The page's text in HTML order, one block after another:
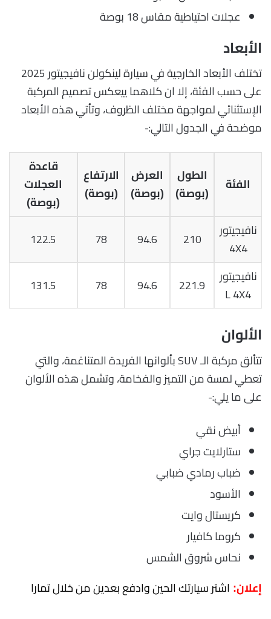
عجلات احتياطية مقاس 18 بوصة
الأبعاد
تختلف الأبعاد الخارجية في سيارة لينكولن نافيجيتور 2025
على حسب الفئة، إلا ان كلاهما ييعكس تصميم المركبة
الإستثنائي لمواجهة مختلف الظروف، وتأتي هذه الأبعاد
موضحة في الجدول التالي:-
الفئة
الطول
(بوصة)
العرض
(بوصة)
الارتفاع
(بوصة)
قاعدة
العجلات
(بوصة)
نافيجيتور
4X4
210
94.6
78
122.5
نافيجيتور
L 4X4
221.9
94.6
78
131.5
الألوان
تتألق مركبة الـ SUV بألوانها الفريدة المتناغمة، والتي
تعطي لمسة من التميز والفخامة، وتشمل هذه الألوان
على ما يلي:-
أبيض نقي
ستارلايت جراي
ضباب رمادي ضبابي
الأسود
كريستال وايت
كروما كافيار
نحاس شروق الشمس
إعلان: اشتر سيارتك الحين وادفع بعدين من خلال تمارا